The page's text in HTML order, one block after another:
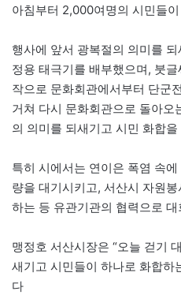
아침부터 2,000여명의 시민들
행사에 앞서 광복절의 의미를
정용 태극기를 배부했으며, 붓
작으로 문화회관에서부터 단군
거쳐 다시 문화회관으로 돌아오
의 의미를 되새기고 시민 화합
특히 시에서는 연이은 폭염 속
량을 대기시키고, 서산시 자원
하는 등 유관기관의 협력으로
맹정호 서산시장은 “오늘 걷기
새기고 시민들이 하나로 화합하
다